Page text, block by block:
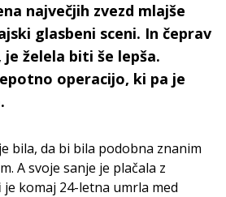
največjih zvezd mlajše
glasbeni sceni. In čeprav
želela biti še lepša.
operacijo, ki pa je
bila, da bi bila podobna znanim
A svoje sanje je plačala z
je komaj 24-letna umrla med